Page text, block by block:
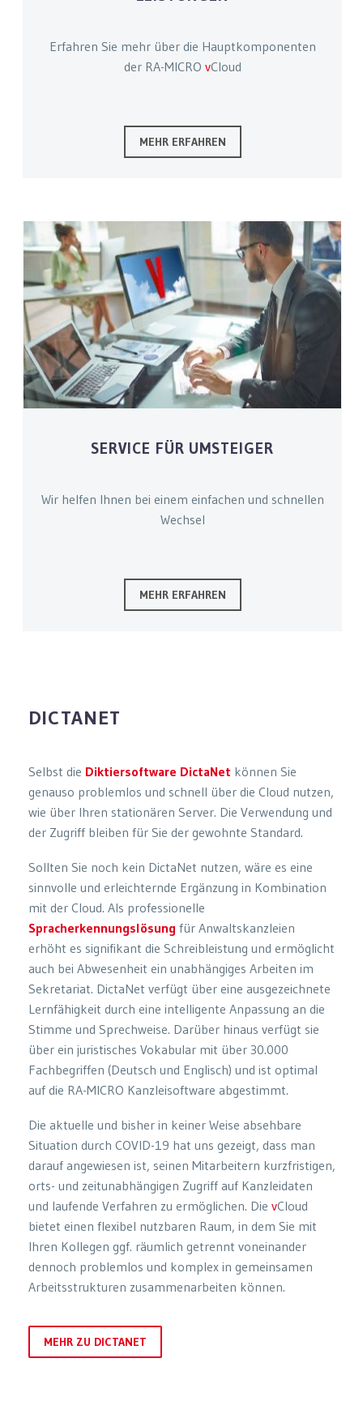
Erfahren Sie mehr über die Hauptkomponenten
der RA-MICRO vCloud
MEHR ERFAHREN
SERVICE FÜR UMSTEIGER
Wir helfen Ihnen bei einem einfachen und schnellen
Wechsel
MEHR ERFAHREN
DICTANET
Selbst die Diktiersoftware DictaNet können Sie
genauso problemlos und schnell über die Cloud nutzen,
wie über Ihren stationären Server. Die Verwendung und
der Zugriff bleiben für Sie der gewohnte Standard.
Sollten Sie noch kein DictaNet nutzen, wäre es eine
sinnvolle und erleichternde Ergänzung in Kombination
mit der Cloud. Als professionelle
Spracherkennungslösung für Anwaltskanzleien
erhöht es signifikant die Schreibleistung und ermöglicht
auch bei Abwesenheit ein unabhängiges Arbeiten im
Sekretariat. DictaNet verfügt über eine ausgezeichnete
Lernfähigkeit durch eine intelligente Anpassung an die
Stimme und Sprechweise. Darüber hinaus verfügt sie
über ein juristisches Vokabular mit über 30.000
Fachbegriffen (Deutsch und Englisch) und ist optimal
auf die RA-MICRO Kanzleisoftware abgestimmt.
Die aktuelle und bisher in keiner Weise absehbare
Situation durch COVID-19 hat uns gezeigt, dass man
darauf angewiesen ist, seinen Mitarbeitern kurzfristigen,
orts- und zeitunabhängigen Zugriff auf Kanzleidaten
und laufende Verfahren zu ermöglichen. Die vCloud
bietet einen flexibel nutzbaren Raum, in dem Sie mit
Ihren Kollegen ggf. räumlich getrennt voneinander
dennoch problemlos und komplex in gemeinsamen
Arbeitsstrukturen zusammenarbeiten können.
MEHR ZU DICTANET